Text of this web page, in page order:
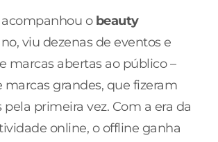
o beauty
viu dezenas de eventos e
marcas abertas ao público –
marcas grandes, que fizeram
pela primeira vez. Com a era da
online, o offline ganha